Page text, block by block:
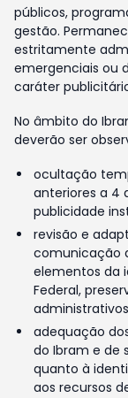
públicos,
gestão.
estritamente
emergenciais ou
caráter
No âmbito do
deverão ser
ocultação
anteriores a 4
publicidade
revisão e
comunicação
elementos da
Federal,
adequação
do Ibram e de
quanto à
aos recursos